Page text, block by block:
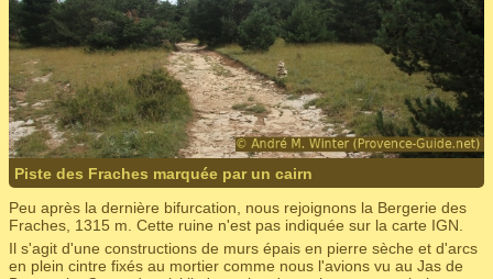
Piste des Fraches marquée par un cairn
Peu après la dernière bifurcation, nous rejoignons la Bergerie des
Fraches, 1315 m. Cette ruine n'est pas indiquée sur la carte IGN.
Il s'agit d'une constructions de murs épais en pierre sèche et d'arcs
en plein cintre fixés au mortier comme nous l'avions vu au Jas de